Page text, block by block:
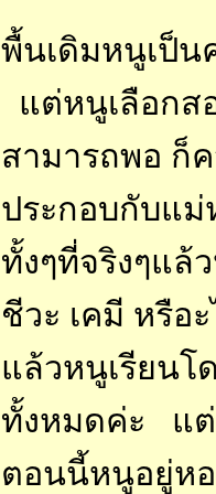
พื้นเดิมหนูเป็
แต่หนูเลือกส
สามารถพอ ก็
ประกอบกับแม่
ทั้งๆที่จริงๆแล้
ชีวะ เคมี หรือ
แล้วหนูเรียนโ
ทั้งหมดค่ะ แต่
ตอนนี้หนูอยู่ห